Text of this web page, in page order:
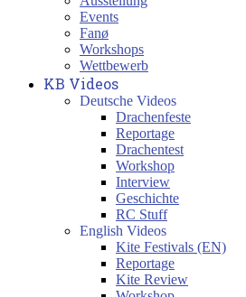
Events
Fanø
Workshops
Wettbewerb
KB Videos
Deutsche Videos
Drachenfeste
Reportage
Drachentest
Workshop
Interview
Geschichte
RC Stuff
English Videos
Kite Festivals (EN)
Reportage
Kite Review